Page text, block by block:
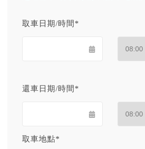
取車日期/時間*
還車日期/時間*
取車地點*